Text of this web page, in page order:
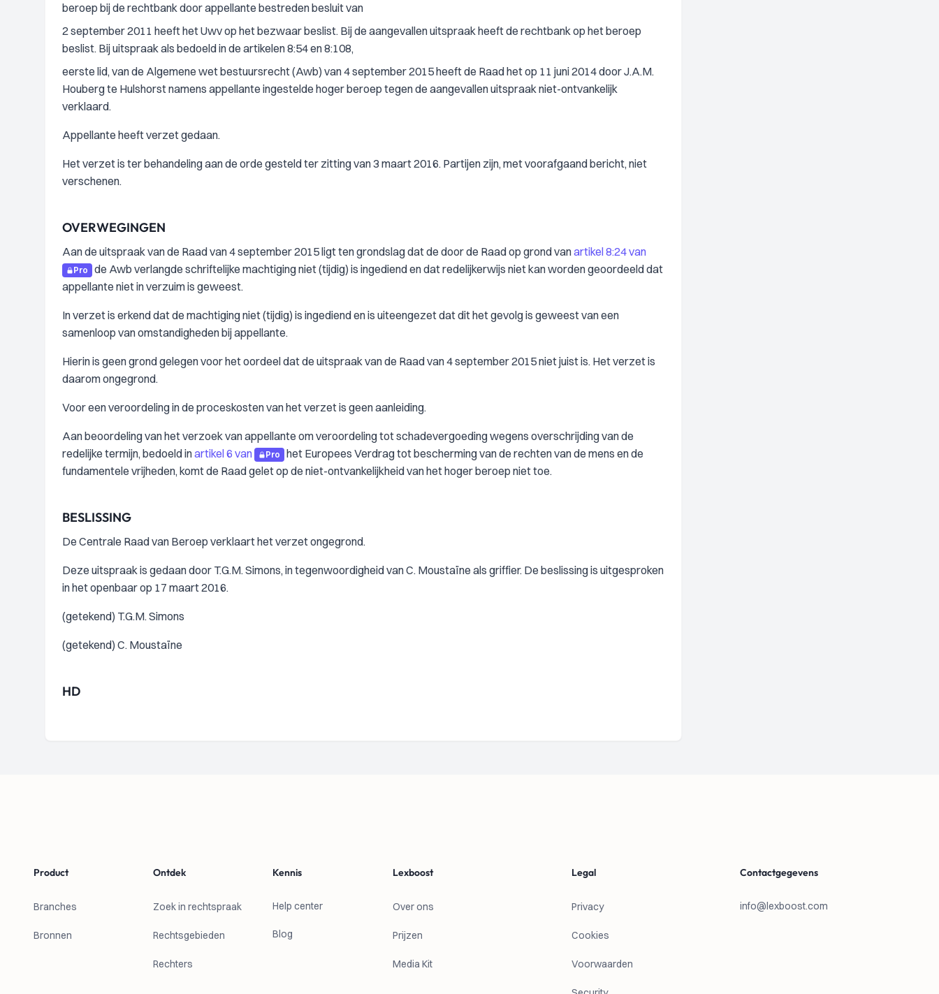
beroep bij de rechtbank door appellante bestreden besluit van
2 september 2011 heeft het Uwv op het bezwaar beslist. Bij de aangevallen uitspraak heeft de rechtbank op het beroep
beslist. Bij uitspraak als bedoeld in de artikelen 8:54 en 8:108,
eerste lid, van de Algemene wet bestuursrecht (Awb) van 4 september 2015 heeft de Raad het op 11 juni 2014 door J.A.M.
Houberg te Hulshorst namens appellante ingestelde hoger beroep tegen de aangevallen uitspraak niet-ontvankelijk
verklaard.
Appellante heeft verzet gedaan.
Het verzet is ter behandeling aan de orde gesteld ter zitting van 3 maart 2016. Partijen zijn, met voorafgaand bericht, niet
verschenen.
OVERWEGINGEN
Aan de uitspraak van de Raad van 4 september 2015 ligt ten grondslag dat de door de Raad op grond vanartikel 8:24 van
Pro
de Awb verlangde schriftelijke machtiging niet (tijdig) is ingediend en dat redelijkerwijs niet kan worden geoordeeld dat
appellante niet in verzuim is geweest.
In verzet is erkend dat de machtiging niet (tijdig) is ingediend en is uiteengezet dat dit het gevolg is geweest van een
samenloop van omstandigheden bij appellante.
Hierin is geen grond gelegen voor het oordeel dat de uitspraak van de Raad van 4 september 2015 niet juist is. Het verzet is
daarom ongegrond.
Voor een veroordeling in de proceskosten van het verzet is geen aanleiding.
Aan beoordeling van het verzoek van appellante om veroordeling tot schadevergoeding wegens overschrijding van de
redelijke termijn, bedoeld inartikel 6 van Pro
het Europees Verdrag tot bescherming van de rechten van de mens en de
fundamentele vrijheden, komt de Raad gelet op de niet-ontvankelijkheid van het hoger beroep niet toe.
BESLISSING
De Centrale Raad van Beroep verklaart het verzet ongegrond.
Deze uitspraak is gedaan door T.G.M. Simons, in tegenwoordigheid van C. Moustaïne als griffier. De beslissing is uitgesproken
in het openbaar op 17 maart 2016.
(getekend) T.G.M. Simons
(getekend) C. Moustaïne
HD
Product
Branches
Bronnen
Ontdek
Zoek in rechtspraak
Rechtsgebieden
Rechters
Kennis
Help center
Blog
Lexboost
Over ons
Prijzen
Media Kit
Legal
Privacy
Cookies
Voorwaarden
Contactgegevens
info@lexboost.com